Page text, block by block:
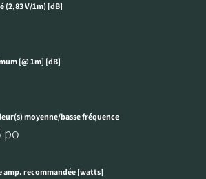
(2,83 V/1m) [dB]
[@ 1m] [dB]
moyenne/basse fréquence
po
amp. recommandée [watts]